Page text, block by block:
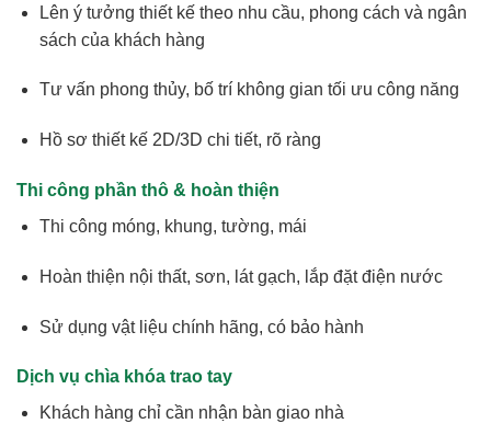
Lên ý tưởng thiết kế theo nhu cầu, phong cách và ngân
sách của khách hàng
Tư vấn phong thủy, bố trí không gian tối ưu công năng
Hồ sơ thiết kế 2D/3D chi tiết, rõ ràng
Thi công phần thô & hoàn thiện
Thi công móng, khung, tường, mái
Hoàn thiện nội thất, sơn, lát gạch, lắp đặt điện nước
Sử dụng vật liệu chính hãng, có bảo hành
Dịch vụ chìa khóa trao tay
Khách hàng chỉ cần nhận bàn giao nhà